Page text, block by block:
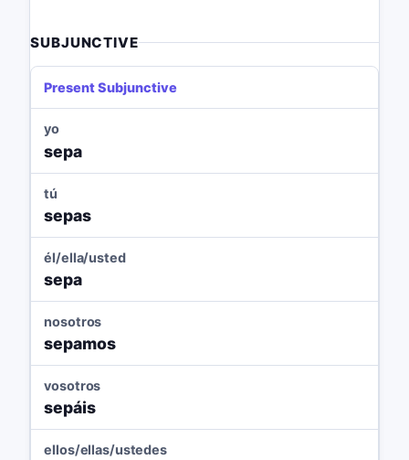
SUBJUNCTIVE
Present Subjunctive
yo
sepa
tú
sepas
él/ella/usted
sepa
nosotros
sepamos
vosotros
sepáis
ellos/ellas/ustedes